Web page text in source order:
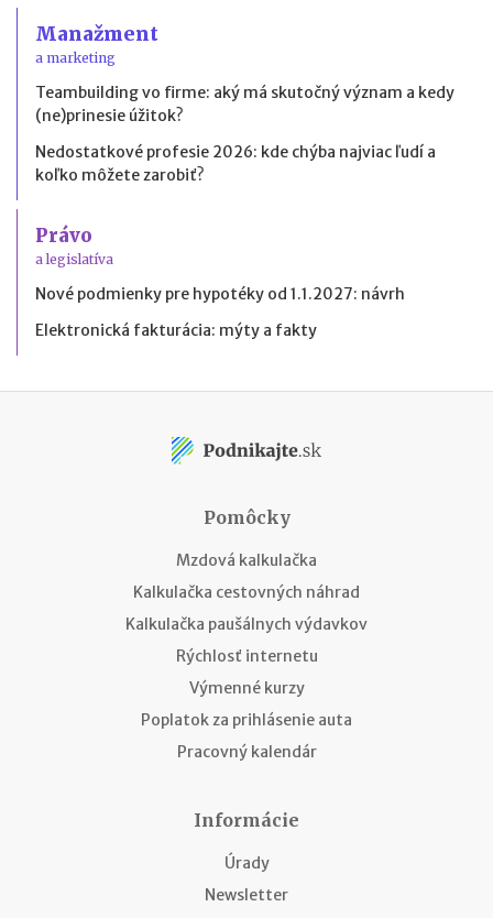
Manažment
a marketing
Teambuilding vo firme: aký má skutočný význam a kedy
(ne)prinesie úžitok?
Nedostatkové profesie 2026: kde chýba najviac ľudí a
koľko môžete zarobiť?
Právo
a legislatíva
Nové podmienky pre hypotéky od 1.1.2027: návrh
Elektronická fakturácia: mýty a fakty
Pomôcky
Mzdová kalkulačka
Kalkulačka cestovných náhrad
Kalkulačka paušálnych výdavkov
Rýchlosť internetu
Výmenné kurzy
Poplatok za prihlásenie auta
Pracovný kalendár
Informácie
Úrady
Newsletter